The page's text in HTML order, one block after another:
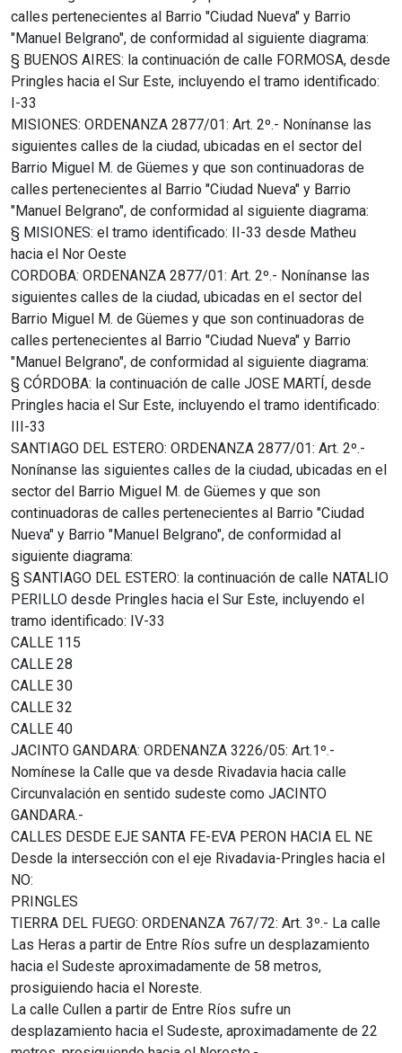
calles pertenecientes al Barrio "Ciudad Nueva" y Barrio
"Manuel Belgrano", de conformidad al siguiente diagrama:
§ BUENOS AIRES: la continuación de calle FORMOSA, desde
Pringles hacia el Sur Este, incluyendo el tramo identificado:
I-33
MISIONES: ORDENANZA 2877/01: Art. 2º.- Nonínanse las
siguientes calles de la ciudad, ubicadas en el sector del
Barrio Miguel M. de Güemes y que son continuadoras de
calles pertenecientes al Barrio "Ciudad Nueva" y Barrio
"Manuel Belgrano", de conformidad al siguiente diagrama:
§ MISIONES: el tramo identificado: II-33 desde Matheu
hacia el Nor Oeste
CORDOBA: ORDENANZA 2877/01: Art. 2º.- Nonínanse las
siguientes calles de la ciudad, ubicadas en el sector del
Barrio Miguel M. de Güemes y que son continuadoras de
calles pertenecientes al Barrio "Ciudad Nueva" y Barrio
"Manuel Belgrano", de conformidad al siguiente diagrama:
§ CÓRDOBA: la continuación de calle JOSE MARTÍ, desde
Pringles hacia el Sur Este, incluyendo el tramo identificado:
III-33
SANTIAGO DEL ESTERO: ORDENANZA 2877/01: Art. 2º.-
Nonínanse las siguientes calles de la ciudad, ubicadas en el
sector del Barrio Miguel M. de Güemes y que son
continuadoras de calles pertenecientes al Barrio "Ciudad
Nueva" y Barrio "Manuel Belgrano", de conformidad al
siguiente diagrama:
§ SANTIAGO DEL ESTERO: la continuación de calle NATALIO
PERILLO desde Pringles hacia el Sur Este, incluyendo el
tramo identificado: IV-33
CALLE 115
CALLE 28
CALLE 30
CALLE 32
CALLE 40
JACINTO GANDARA: ORDENANZA 3226/05: Art.1º.-
Nomínese la Calle que va desde Rivadavia hacia calle
Circunvalación en sentido sudeste como JACINTO
GANDARA.-
CALLES DESDE EJE SANTA FE-EVA PERON HACIA EL NE
Desde la intersección con el eje Rivadavia-Pringles hacia el
NO:
PRINGLES
TIERRA DEL FUEGO: ORDENANZA 767/72: Art. 3º.- La calle
Las Heras a partir de Entre Ríos sufre un desplazamiento
hacia el Sudeste aproximadamente de 58 metros,
prosiguiendo hacia el Noreste.
La calle Cullen a partir de Entre Ríos sufre un
desplazamiento hacia el Sudeste, aproximadamente de 22